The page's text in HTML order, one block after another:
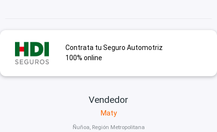
Contrata tu Seguro Automotriz
100% online
Vendedor
Maty
Ñuñoa, Región Metropolitana